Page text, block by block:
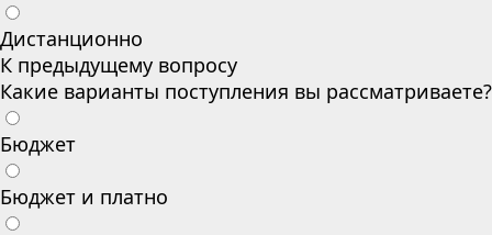
Дистанционно
К предыдущему вопросу
Какие варианты поступления вы рассматриваете?
Бюджет
Бюджет и платно